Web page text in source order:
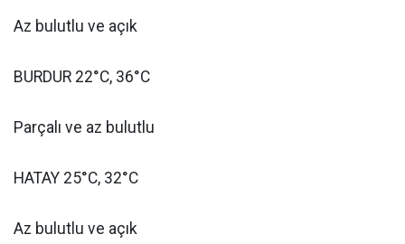
Az bulutlu ve açık
BURDUR 22°C, 36°C
Parçalı ve az bulutlu
HATAY 25°C, 32°C
Az bulutlu ve açık